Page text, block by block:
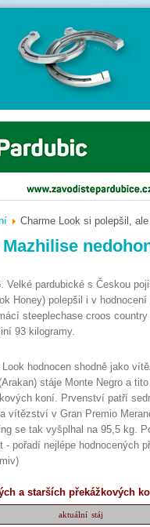
Charme Look si polepšil,
Velké pardubické s Českou
Honey) polepšil i v
steeplechase croos
93 kilogramy.
hodnocen shodně jako
stáje Monte Negro a
koní. Prvenství patří
vítězství v Gran Premio
se tak vyšplhal na 95,5 kg.
pořadí nejlépe hodnocených
a starších překážkových
aktuální stáj